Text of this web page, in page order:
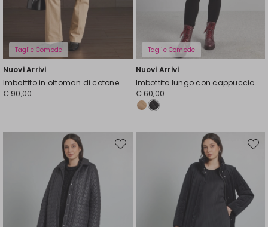
Taglie Comode
Nuovi Arrivi
Imbottito in ottoman di cotone
€ 90,00
Taglie Comode
Nuovi Arrivi
Imbottito lungo con cappuccio
€ 60,00
Sposta